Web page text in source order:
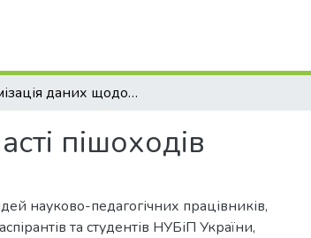
Оптимізація даних щодо ДТП за участі пішоходів
пішоходів
науково-педагогічних працівників,
та студентів НУБіП України,